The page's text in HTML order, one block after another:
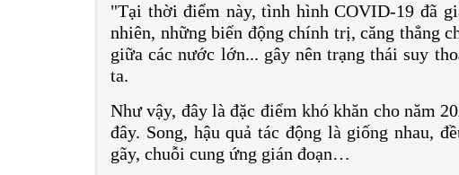
"Tại thời điểm này, tình hình COVID-19 đã
nhiên, những biến động chính trị, căng thẳng
giữa các nước lớn... gây nên trạng thái suy
ta.
Như vậy, đây là đặc điểm khó khăn cho năm
đây. Song, hậu quả tác động là giống nhau,
gãy, chuỗi cung ứng gián đoạn…